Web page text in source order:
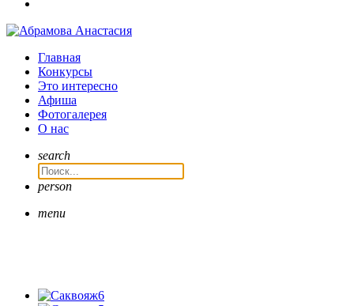
Главная
Конкурсы
Это интересно
Афиша
Фотогалерея
О нас
search
person
menu